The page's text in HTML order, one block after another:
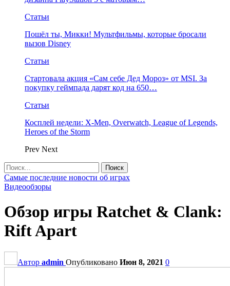
Статьи
Пошёл ты, Микки! Мультфильмы, которые бросали
вызов Disney
Статьи
Стартовала акция «Сам себе Дед Мороз» от MSI. За
покупку геймпада дарят код на 650…
Статьи
Косплей недели: X-Men, Overwatch, League of Legends,
Heroes of the Storm
Prev Next
Самые последние новости об играх
Видеообзоры
Обзор игры Ratchet & Clank:
Rift Apart
Автор admin Опубликовано Июн 8, 2021 0